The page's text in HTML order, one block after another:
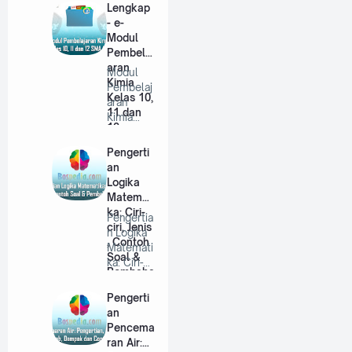
Lengkap
- e-
Modul
Pembelaj
aran
Kimia
Kelas 10,
11 dan
12
Modul
Pembelaj
aran
Kimia
11 dan
12 SMA/
…
Pengerti
an
Logika
Matemati
ka: Ciri-
ciri, Jenis
, Contoh
Soal &
Pembaha
Pengertia
n Logika
Matemati
ka: Ciri-
, …
Pengerti
an
Pencema
ran Air: